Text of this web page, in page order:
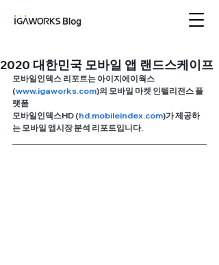
2020 대한민국 모바일 앱 랜드스케이프
모바일인덱스 리포트는 아이지에이웍스
(www.igaworks.com)의 모바일 마켓 인텔리전스 플
랫폼
모바일인덱스HD (hd.mobileindex.com)가 제공하
는 모바일 앱시장 분석 리포트입니다.